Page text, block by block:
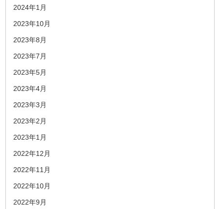
2024年1月
2023年10月
2023年8月
2023年7月
2023年5月
2023年4月
2023年3月
2023年2月
2023年1月
2022年12月
2022年11月
2022年10月
2022年9月